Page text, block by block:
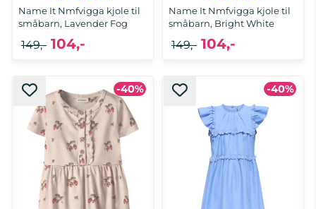
Name It Nmfvigga kjole til
småbarn, Lavender Fog
92, 98, 104, 110
104,-
149,-
Name It Nmfvigga kjole til
småbarn, Bright White
104,-
149,-
-40% -40%